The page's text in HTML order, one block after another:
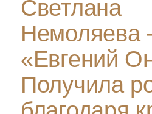
Светлана
«Евгений
Получила